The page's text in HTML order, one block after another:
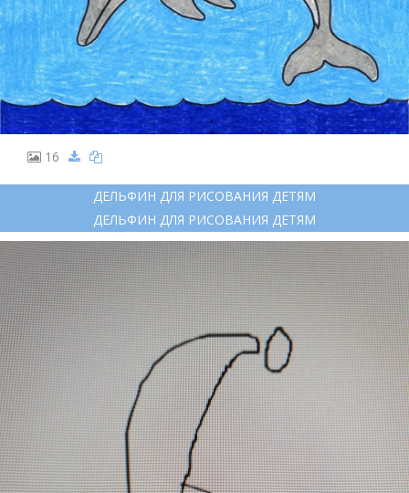
16
ДЕЛЬФИН ДЛЯ РИСОВАНИЯ ДЕТЯМ
ДЕЛЬФИН ДЛЯ РИСОВАНИЯ ДЕТЯМ